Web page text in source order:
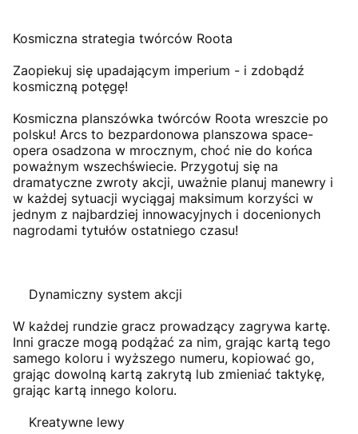
Kosmiczna strategia twórców Roota
Zaopiekuj się upadającym imperium - i zdobądź
kosmiczną potęgę!
Kosmiczna planszówka twórców Roota wreszcie po
polsku! Arcs to bezpardonowa planszowa space-
opera osadzona w mrocznym, choć nie do końca
poważnym wszechświecie. Przygotuj się na
dramatyczne zwroty akcji, uważnie planuj manewry i
w każdej sytuacji wyciągaj maksimum korzyści w
jednym z najbardziej innowacyjnych i docenionych
nagrodami tytułów ostatniego czasu!
Dynamiczny system akcji
W każdej rundzie gracz prowadzący zagrywa kartę.
Inni gracze mogą podążać za nim, grając kartą tego
samego koloru i wyższego numeru, kopiować go,
grając dowolną kartą zakrytą lub zmieniać taktykę,
grając kartą innego koloru.
Kreatywne lewy